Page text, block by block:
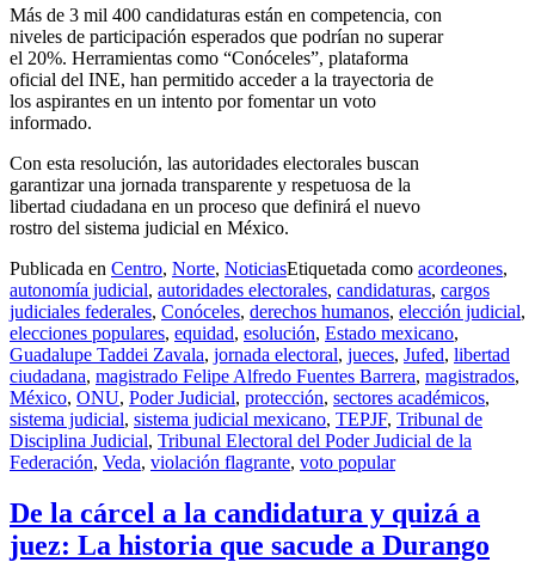
Más de 3 mil 400 candidaturas están en competencia, con
niveles de participación esperados que podrían no superar
el 20%. Herramientas como “Conóceles”, plataforma
oficial del INE, han permitido acceder a la trayectoria de
los aspirantes en un intento por fomentar un voto
informado.
Con esta resolución, las autoridades electorales buscan
garantizar una jornada transparente y respetuosa de la
libertad ciudadana en un proceso que definirá el nuevo
rostro del sistema judicial en México.
Publicada en Centro, Norte, NoticiasEtiquetada como acordeones,
autonomía judicial, autoridades electorales, candidaturas, cargos
judiciales federales, Conóceles, derechos humanos, elección judicial,
elecciones populares, equidad, esolución, Estado mexicano,
Guadalupe Taddei Zavala, jornada electoral, jueces, Jufed, libertad
ciudadana, magistrado Felipe Alfredo Fuentes Barrera, magistrados,
México, ONU, Poder Judicial, protección, sectores académicos,
sistema judicial, sistema judicial mexicano, TEPJF, Tribunal de
Disciplina Judicial, Tribunal Electoral del Poder Judicial de la
Federación, Veda, violación flagrante, voto popular
De la cárcel a la candidatura y quizá a
juez: La historia que sacude a Durango